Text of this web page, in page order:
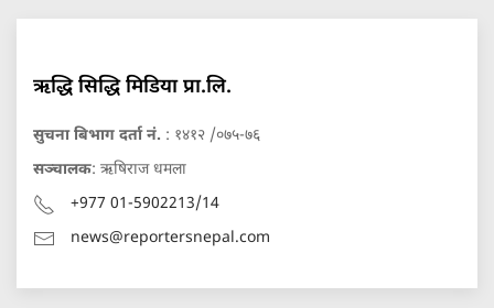
ऋद्धि सिद्धि मिडिया प्रा.लि.
सुचना बिभाग दर्ता नं. : १४१२ /०७५-७६
सञ्चालक: ऋषिराज धमला
+977 01-5902213/14
news@reportersnepal.com